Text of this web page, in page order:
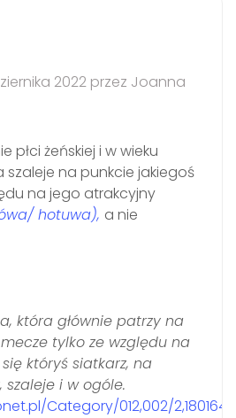
2022 przez Joanna
płci żeńskiej i w wieku
szaleje na punkcie jakiegoś
na jego atrakcyjny
hotuwa), a nie
która głównie patrzy na
tylko ze względu na
któryś siatkarz, na
szaleje i w ogóle.
Category/012,002/